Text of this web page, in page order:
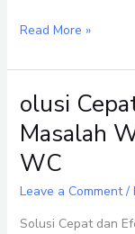
Read More »
olusi
Masalah
WC
Leave a Comment /
Solusi Cepat dan
olusi
dan
Efektif
WC